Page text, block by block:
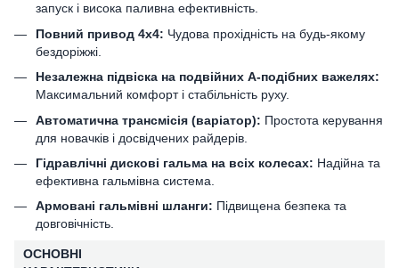
запуск і висока паливна ефективність.
Повний привод 4х4: Чудова прохідність на будь-якому
бездоріжжі.
Незалежна підвіска на подвійних А-подібних важелях:
Максимальний комфорт і стабільність руху.
Автоматична трансмісія (варіатор): Простота керування
для новачків і досвідчених райдерів.
Гідравлічні дискові гальма на всіх колесах: Надійна та
ефективна гальмівна система.
Армовані гальмівні шланги: Підвищена безпека та
довговічність.
ОСНОВНІ